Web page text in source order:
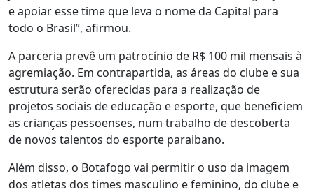
e apoiar esse time que leva o nome da Capital para
todo o Brasil”, afirmou.
A parceria prevê um patrocínio de R$ 100 mil mensais à
agremiação. Em contrapartida, as áreas do clube e sua
estrutura serão oferecidas para a realização de
projetos sociais de educação e esporte, que beneficiem
as crianças pessoenses, num trabalho de descoberta
de novos talentos do esporte paraibano.
Além disso, o Botafogo vai permitir o uso da imagem
dos atletas dos times masculino e feminino, do clube e